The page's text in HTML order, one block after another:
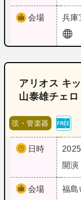
会場 兵庫
アリオス キ
山泰雄チェロ
弦・管楽器
日時
開
会場 福島